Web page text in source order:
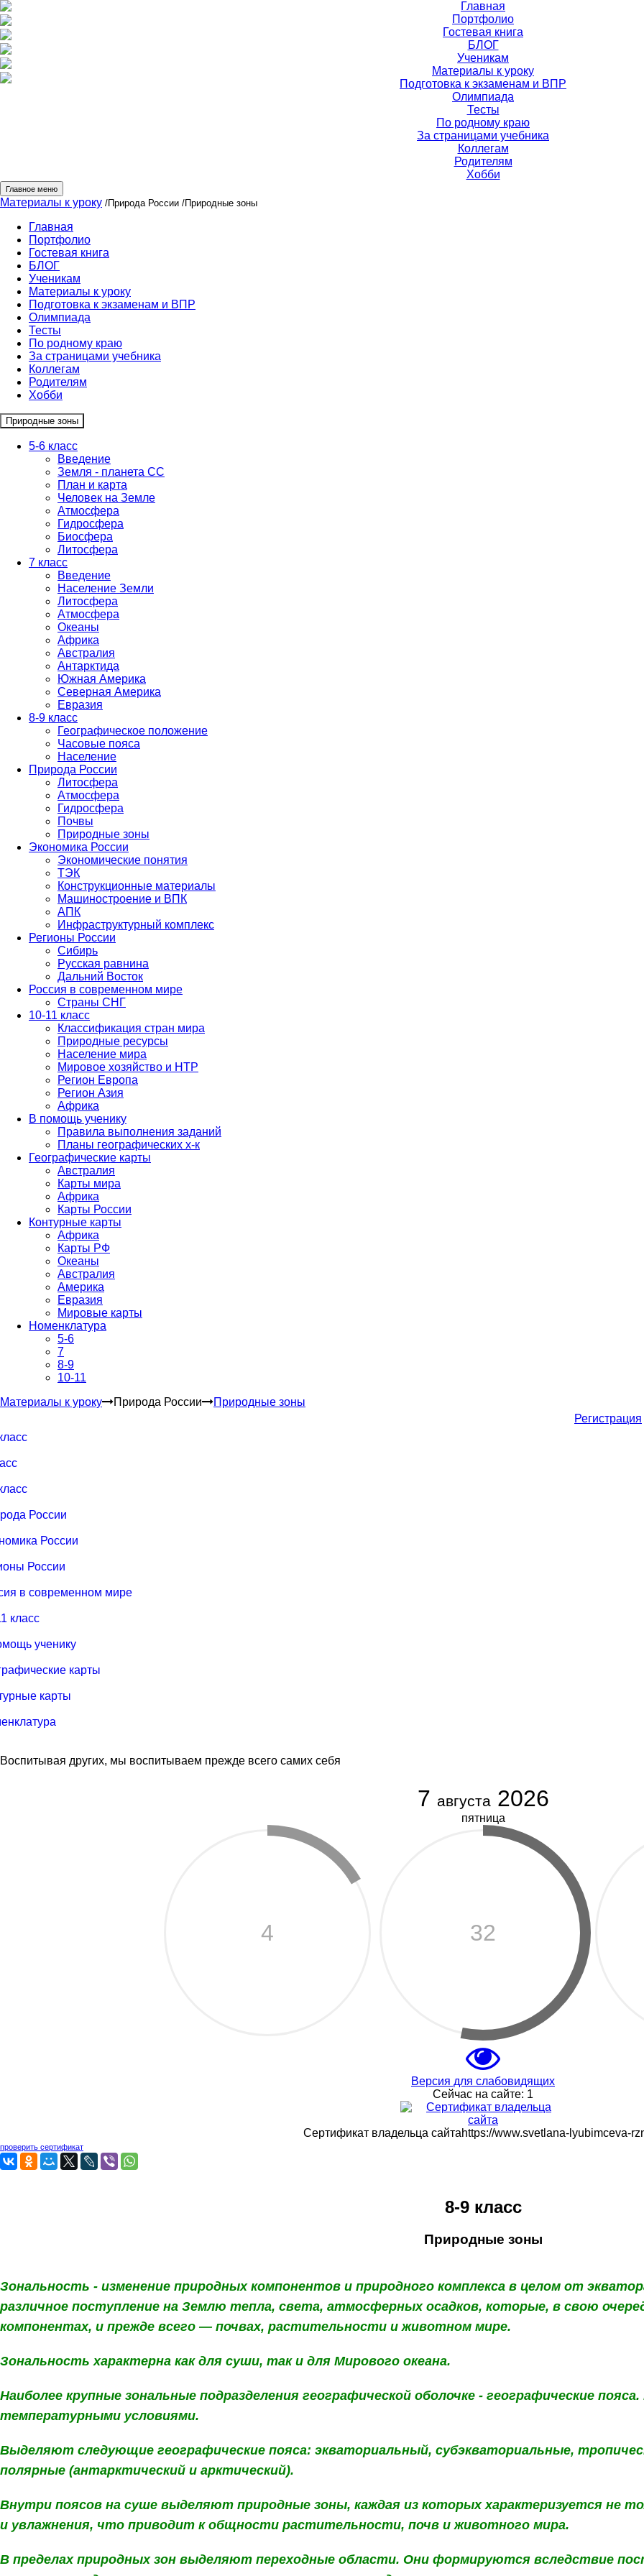
Главная
Портфолио
Гостевая книга
БЛОГ
Ученикам
Материалы к уроку
Подготовка к экзаменам и ВПР
Олимпиада
Тесты
По родному краю
За страницами учебника
Коллегам
Родителям
Хобби
Главное меню
Материалы к уроку /Природа России /Природные зоны
Главная
Портфолио
Гостевая книга
БЛОГ
Ученикам
Материалы к уроку
Подготовка к экзаменам и ВПР
Олимпиада
Тесты
По родному краю
За страницами учебника
Коллегам
Родителям
Хобби
Природные зоны
5-6 класс
Введение
Земля - планета СС
План и карта
Человек на Земле
Атмосфера
Гидросфера
Биосфера
Литосфера
7 класс
Введение
Население Земли
Литосфера
Атмосфера
Океаны
Африка
Австралия
Антарктида
Южная Америка
Северная Америка
Евразия
8-9 класс
Географическое положение
Часовые пояса
Население
Природа России
Литосфера
Атмосфера
Гидросфера
Почвы
Природные зоны
Экономика России
Экономические понятия
ТЭК
Конструкционные материалы
Машиностроение и ВПК
АПК
Инфраструктурный комплекс
Регионы России
Сибирь
Русская равнина
Дальний Восток
Россия в современном мире
Страны СНГ
10-11 класс
Классификация стран мира
Природные ресурсы
Население мира
Мировое хозяйство и НТР
Регион Европа
Регион Азия
Африка
В помощь ученику
Правила выполнения заданий
Планы географических х-к
Географические карты
Австралия
Карты мира
Африка
Карты России
Контурные карты
Африка
Карты РФ
Океаны
Австралия
Америка
Евразия
Мировые карты
Номенклатура
5-6
7
8-9
10-11
Материалы к уроку
Природа России Природные зоны
Регистрация
России
России
России
в современном мире
класс
ученику
карты
карты
Воспитывая других, мы воспитываем прежде всего самих себя
7 августа2026
пятница
4 32
Версия для слабовидящих
Сейчас на сайте: 1
Сертификат владельца сайтаhttps://www.svetlana-lyubimceva-
проверить сертификат
8-9 класс
Природные зоны
Зональность - изменение природных компонентов и природного комплекса в целом от
различное поступление на Землю тепла, света, атмосферных осадков, которые, в свою
компонентах, и прежде всего — почвах, растительности и животном мире.
Зональность характерна как для суши, так и для Мирового океана.
Наиболее крупные зональные подразделения географической оболочке - географические пояса.
температурными условиями.
Выделяют следующие географические пояса: экваториальный, субэкваториальные,
полярные (антарктический и арктический).
Внутри поясов на суше выделяют природные зоны, каждая из которых характеризуется не
и увлажнения, что приводит к общности растительности, почв и животного мира.
В пределах природных зон выделяют переходные области. Они формируются вследствие